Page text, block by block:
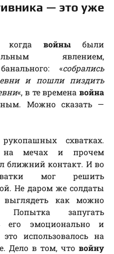
— это уже
когдавойны были
явлением,
«собрались
и пошли пиздить
«, в те временавойна
Можно сказать —
схватках.
на мечах и прочем
ближний контакт. И во
мог решить
Не даром же солдаты
выглядеть как можно
Попытка запугать
его эмоционально и
использовалось на
Дело в том, что войну